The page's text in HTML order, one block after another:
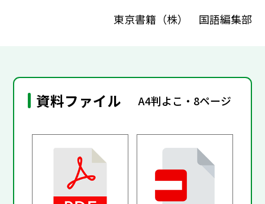
東京書籍（株） 国語編集部
資料ファイル A4判よこ・8ページ